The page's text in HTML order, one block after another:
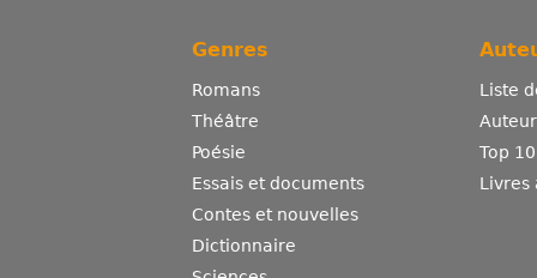
Genres
Romans
Théâtre
Poésie
Essais et documents
Contes et nouvelles
Dictionnaire
Liste
Top
Livres